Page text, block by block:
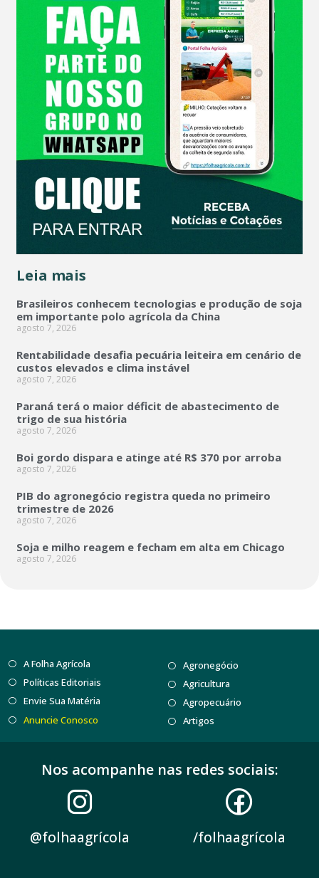
Leia mais
Brasileiros conhecem tecnologias e produção de soja
em importante polo agrícola da China
agosto 7, 2026
Rentabilidade desafia pecuária leiteira em cenário de
custos elevados e clima instável
agosto 7, 2026
Paraná terá o maior déficit de abastecimento de
trigo de sua história
agosto 7, 2026
Boi gordo dispara e atinge até R$ 370 por arroba
agosto 7, 2026
PIB do agronegócio registra queda no primeiro
trimestre de 2026
agosto 7, 2026
Soja e milho reagem e fecham em alta em Chicago
agosto 7, 2026
A Folha Agrícola
Políticas Editoriais
Envie Sua Matéria
Anuncie Conosco
Agronegócio
Agricultura
Agropecuário
Artigos
Nos acompanhe nas redes sociais:
@folhaagrícola /folhaagrícola